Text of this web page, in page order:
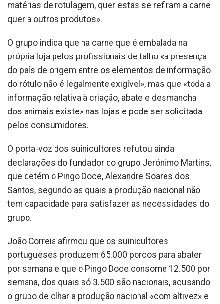
matérias de rotulagem, quer estas se refiram a carne
quer a outros produtos».
O grupo indica que na carne que é embalada na
própria loja pelos profissionais de talho «a presença
do país de origem entre os elementos de informação
do rótulo não é legalmente exigível», mas que «toda a
informação relativa à criação, abate e desmancha
dos animais existe» nas lojas e pode ser solicitada
pelos consumidores.
O porta-voz dos suinicultores refutou ainda
declarações do fundador do grupo Jerónimo Martins,
que detém o Pingo Doce, Alexandre Soares dos
Santos, segundo as quais a produção nacional não
tem capacidade para satisfazer as necessidades do
grupo.
João Correia afirmou que os suinicultores
portugueses produzem 65.000 porcos para abater
por semana e que o Pingo Doce consome 12.500 por
semana, dos quais só 3.500 são nacionais, acusando
o grupo de olhar a produção nacional «com altivez» e